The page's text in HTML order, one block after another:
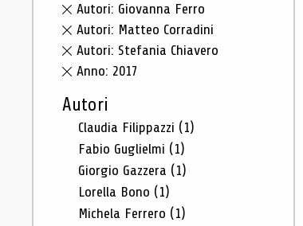
Autori: Giovanna Ferro
Autori: Matteo Corradini
Autori: Stefania Chiavero
Anno: 2017
Autori
Claudia Filippazzi (1)
Fabio Guglielmi (1)
Giorgio Gazzera (1)
Lorella Bono (1)
Michela Ferrero (1)